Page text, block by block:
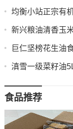
均衡小站正宗有
新兴粮油清香玉
巨仁坚榜花生油
滇雪一级菜籽油
食品推荐